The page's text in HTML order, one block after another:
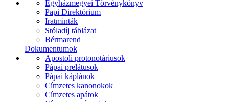
Egyházmegyei Törvénykönyv
Papi Direktórium
Iratminták
Stóladíj táblázat
Bérmarend
Dokumentumok
Apostoli protonotáriusok
Pápai prelátusok
Pápai káplánok
Címzetes kanonokok
Címzetes apátok